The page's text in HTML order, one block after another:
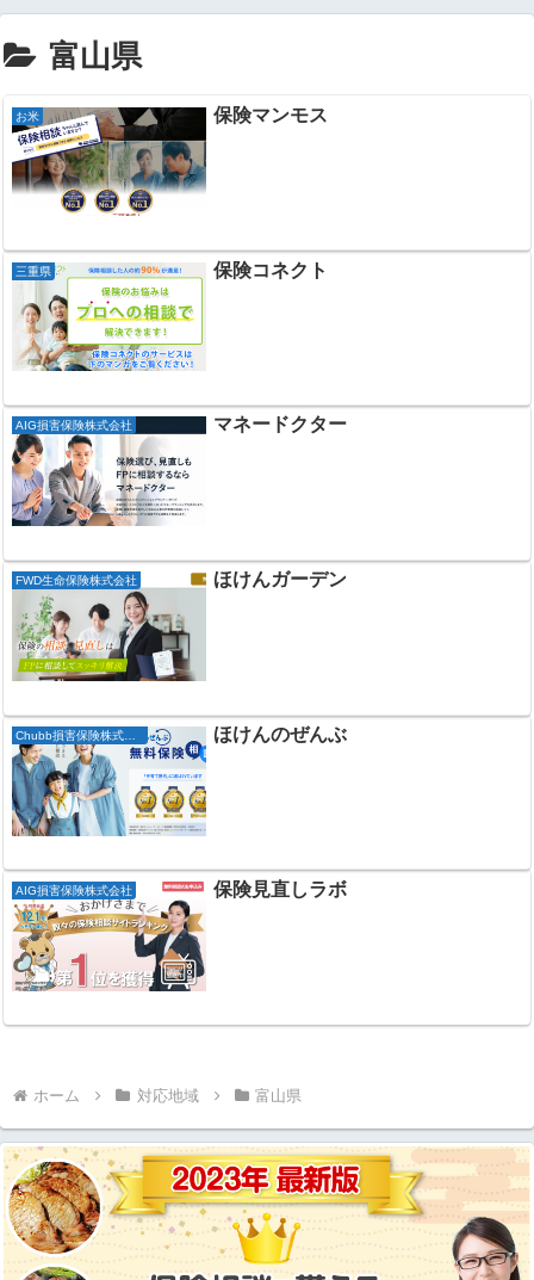
富山県
お米 保険マンモス
三重県 保険コネクト
AIG損害保険株式会社 マネードクター
FWD生命保険株式会社 ほけんガーデン
Chubb損害保険株式会社 ほけんのぜんぶ
AIG損害保険株式会社 保険見直しラボ
ホーム 対応地域 富山県